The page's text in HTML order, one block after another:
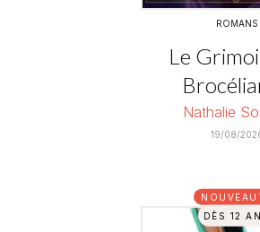
ROMANS
Le
Nathalie
19/08/
DÈS 12